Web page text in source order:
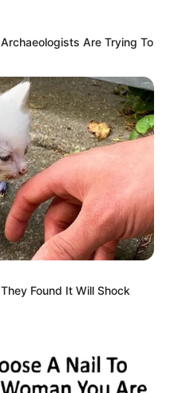
Are Trying To
Found It Will Shock